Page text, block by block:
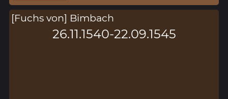
[Fuchs von] Bimbach
26.11.1540-22.09.1545